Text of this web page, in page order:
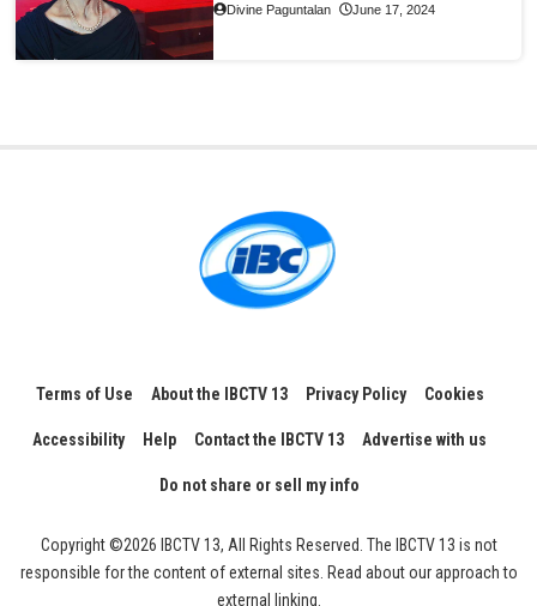
Divine Paguntalan June 17, 2024
Terms of Use About the IBCTV 13 Privacy Policy Cookies
Accessibility Help Contact the IBCTV 13 Advertise with us
Do not share or sell my info
Copyright ©2026 IBCTV 13, All Rights Reserved. The IBCTV 13 is not
responsible for the content of external sites. Read about our approach to
external linking.